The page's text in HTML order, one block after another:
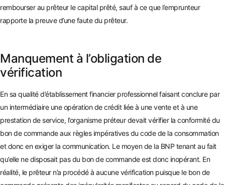
rembourser au prêteur le capital prêté, sauf à ce que l’emprunteur
rapporte la preuve d’une faute du prêteur.
Manquement à l’obligation de
vérification
En sa qualité d’établissementfinancier professionnel faisant conclure par
un intermédiaire une opération de crédit liée à une vente et à une
prestation de service, l’organisme préteur devait vérifier la conformité du
bon de commande aux règles impératives du code de la consommation
et donc en exiger la communication. Le moyen de la BNP tenant au fait
qu’elle ne disposait pas du bon de commande est donc inopérant. En
réalité, le prêteur n’a procédé à aucune vérification puisque le bon de